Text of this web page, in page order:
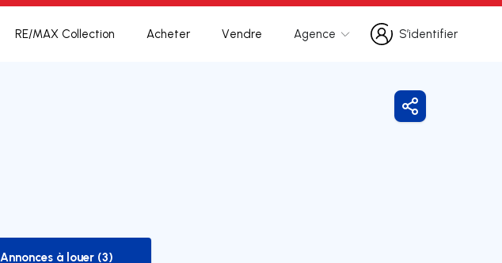
RE/MAX Collection Acheter Vendre Agence
S’identifier
S’identifier
Annonces à louer (3)
Partager